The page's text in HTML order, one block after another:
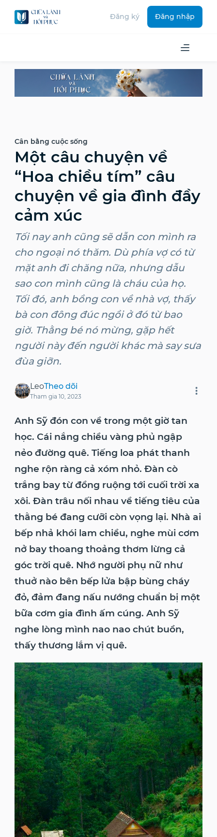
Đăng ký Đăng nhập
Cân bằng cuộc sống
Một câu chuyện về
“Hoa chiều tím” câu
chuyện về gia đình đầy
cảm xúc
Tối nay anh cũng sẽ dẫn con mình ra
cho ngoại nó thăm. Dù phía vợ có từ
mặt anh đi chăng nữa, nhưng dẫu
sao con mình cũng là cháu của họ.
Tối đó, anh bồng con về nhà vợ, thấy
bà con đông đúc ngồi ở đó từ bao
giờ. Thằng bé nó mừng, gặp hết
người này đến người khác mà say sưa
đùa giỡn.
LeoTheo dõi
Tham gia 10, 2023
Anh Sỹ đón con về trong một giờ tan
học. Cái nắng chiều vàng phủ ngập
nẻo đường quê. Tiếng loa phát thanh
nghe rộn ràng cả xóm nhỏ. Đàn cò
trắng bay từ đồng ruộng tới cuối trời xa
xôi. Đàn trâu nối nhau về tiếng tiêu của
thằng bé đang cưỡi còn vọng lại. Nhà ai
bếp nhả khói lam chiều, nghe mùi cơm
nở bay thoang thoảng thơm lừng cả
góc trời quê. Nhớ người phụ nữ như
thuở nào bên bếp lửa bập bùng cháy
đỏ, đảm đang nấu nướng chuẩn bị một
bữa cơm gia đình ấm cúng. Anh Sỹ
nghe lòng mình nao nao chút buồn,
thấy thương lắm vị quê.